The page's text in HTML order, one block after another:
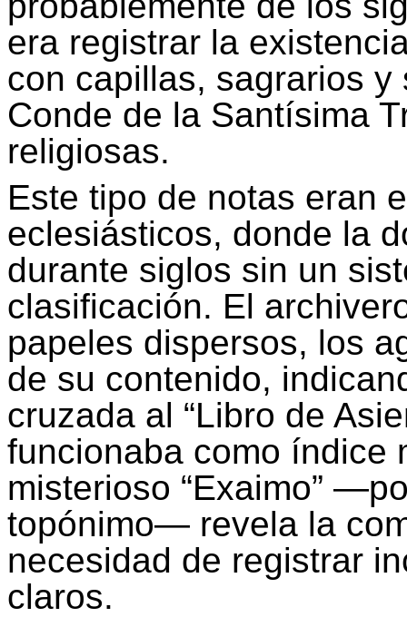
era registrar la
con capillas, sagrarios
Conde de la Santísima
religiosas.
Este tipo de notas eran
eclesiásticos, donde la
durante siglos sin un
clasificación. El
papeles dispersos, los
de su contenido,
cruzada al “Libro de
funcionaba como índice
misterioso “Exaimo”
topónimo— revela la
necesidad de registrar
claros.